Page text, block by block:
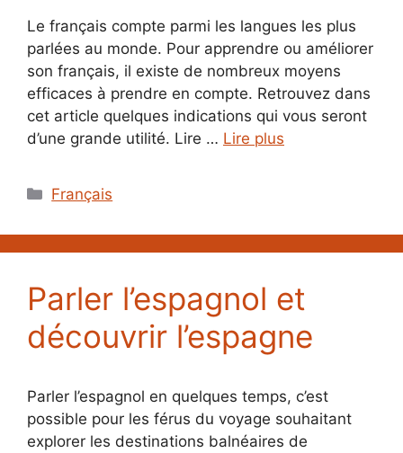
Le français compte parmi les langues les plus
parlées au monde. Pour apprendre ou améliorer
son français, il existe de nombreux moyens
efficaces à prendre en compte. Retrouvez dans
cet article quelques indications qui vous seront
d’une grande utilité. Lire … Lire plus
Catégories
Français
Parler l’espagnol et
découvrir l’espagne
Parler l’espagnol en quelques temps, c’est
possible pour les férus du voyage souhaitant
explorer les destinations balnéaires de